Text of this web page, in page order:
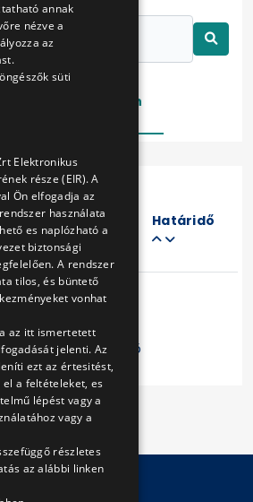
Folyamatban
Eljárás
száma
Határidő
1 Következő
annak
nézve a
az
süti
Elektronikus
része (EIR). A
Ön elfogadja az
használata
es naplózható a
biztonsági
A rendszer
tilos, és büntető
vonhat
az itt ismertetett
jelenti. Az
ezt az értesitést,
a feltételeket, es
lépést vagy a
vagy a
részletes
az alábbi linken